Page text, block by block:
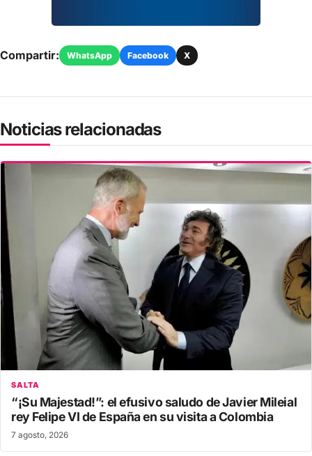
Compartir: WhatsApp Facebook X
Noticias relacionadas
SALTA
“¡Su Majestad!”: el efusivo saludo de Javier Mileial
rey Felipe VI de España en su visita a Colombia
7 agosto, 2026